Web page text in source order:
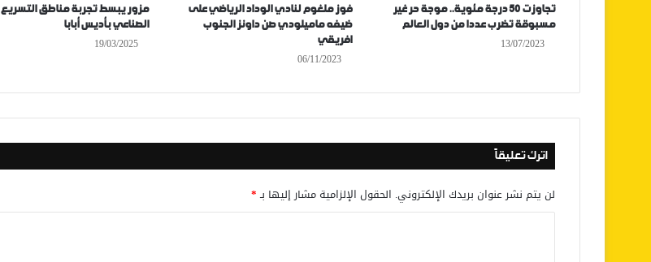
تجاوزت 50 درجة مئوية.. موجة حر غير
مسبوقة تضرب عددا من دول العالم
13/07/2023
فوز ملغوم لنادي الوداد الرياضي على
ضيفه ماميلودي صن داونز الجنوب
افريقي
06/11/2023
مزور يبسط تجربة مناطق التسريع
الصناعي بأديس أبابا
19/03/2025
اترك تعليقاً
لن يتم نشر عنوان بريدك الإلكتروني. الحقول الإلزامية مشار إليها بـ*